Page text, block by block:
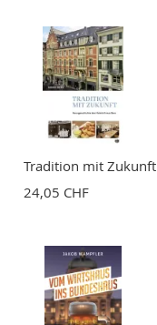
Tradition mit Zukunft
24,05 CHF